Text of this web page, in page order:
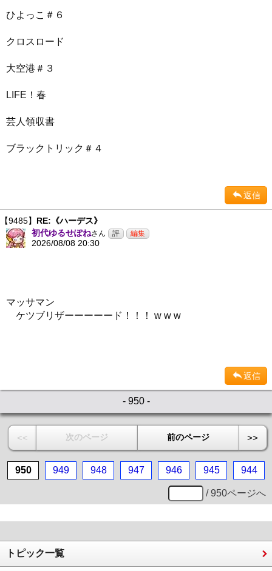
ひよっこ＃６
クロスロード
大空港＃３
LIFE！春
芸人領収書
ブラックトリック＃４
返信
【9485】 RE:《ハーデス》
初代ゆるせぽねさん
2026/08/08 20:30
マッサマン
ケツブリザーーーーード！！！ w w w
返信
- 950 -
<< 次のページ 前のページ >>
950 949 948 947 946 945 944
/ 950ページへ
トピック一覧